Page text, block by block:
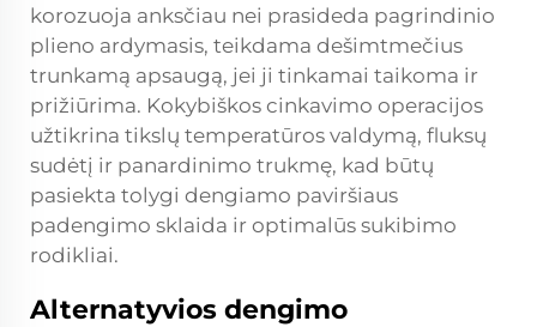
korozuoja anksčiau nei prasideda pagrindinio
plieno ardymasis, teikdama dešimtmečius
trunkamą apsaugą, jei ji tinkamai taikoma ir
prižiūrima. Kokybiškos cinkavimo operacijos
užtikrina tikslų temperatūros valdymą, fluksų
sudėtį ir panardinimo trukmę, kad būtų
pasiekta tolygi dengiamo paviršiaus
padengimo sklaida ir optimalūs sukibimo
rodikliai.
Alternatyvios dengimo